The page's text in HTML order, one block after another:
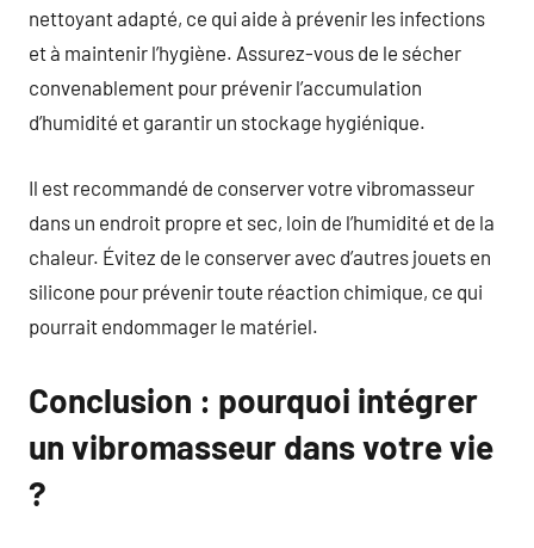
nettoyant adapté, ce qui aide à prévenir les infections
et à maintenir l’hygiène. Assurez-vous de le sécher
convenablement pour prévenir l’accumulation
d’humidité et garantir un stockage hygiénique.
Il est recommandé de conserver votre vibromasseur
dans un endroit propre et sec, loin de l’humidité et de la
chaleur. Évitez de le conserver avec d’autres jouets en
silicone pour prévenir toute réaction chimique, ce qui
pourrait endommager le matériel.
Conclusion : pourquoi intégrer
un vibromasseur dans votre vie
?